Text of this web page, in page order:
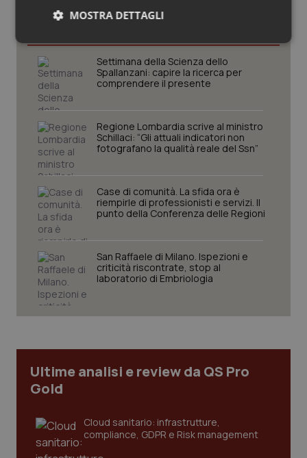
Regioni e Asl
Settimana della Scienza dello
Spallanzani: capire la ricerca per
comprendere il presente
Regione Lombardia scrive al ministro
Schillaci: “Gli attuali indicatori non
fotografano la qualità reale del Ssn”
Case di comunità. La sfida ora è
riempirle di professionisti e servizi. Il
punto della Conferenza delle Regioni
San Raffaele di Milano. Ispezioni e
criticità riscontrate, stop al
laboratorio di Embriologia
Ultime analisi e review da QS Pro
Gold
Cloud sanitario: infrastrutture,
compliance, GDPR e Risk management
MOSTRA DETTAGLI
Necessari Statistici Marketing
Necessari Statistici Marketing
I cookie necessari contribuiscono a rendere fruibile il
sito web abilitandone funzionalità di base quali la
navigazione sulle pagine e l'accesso alle aree
protette del sito. Il sito web non è in grado di
funzionare correttamente senza questi cookie.
VISITOR_PRIVACY_METADATA
YouTube
.youtube.com